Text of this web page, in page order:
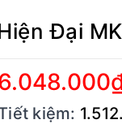
Đại
kiệm: